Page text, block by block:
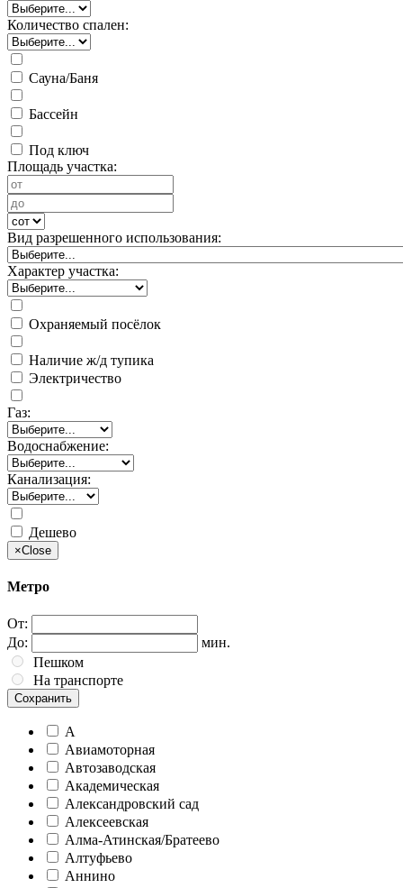
Количество спален:
Сауна/Баня
Бассейн
Под ключ
Площадь участка:
Вид разрешенного использования:
Характер участка:
Охраняемый посёлок
Наличие ж/д тупика
Электричество
Газ:
Водоснабжение:
Канализация:
Дешево
×Close
Метро
От:
До:
мин.
Пешком
На транспорте
Сохранить
А
Авиамоторная
Автозаводская
Академическая
Александровский сад
Алексеевская
Алма-Атинская/Братеево
Алтуфьево
Аннино